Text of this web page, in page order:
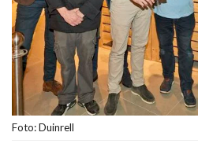
Foto: Duinrell